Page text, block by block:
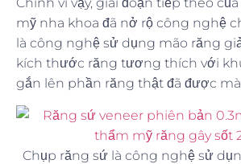
Chính vì vậy, giai đoạn tiếp theo
mỹ nha khoa đã nở rộ công nghệ
là công nghệ sử dụng mão răng
kích thước răng tương thích với
gắn lên phần răng thật đã được
Chụp răng sứ là công nghệ sử